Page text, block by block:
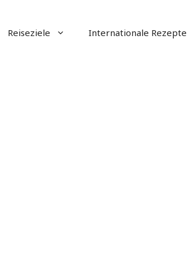
Reiseziele Internationale Rezepte